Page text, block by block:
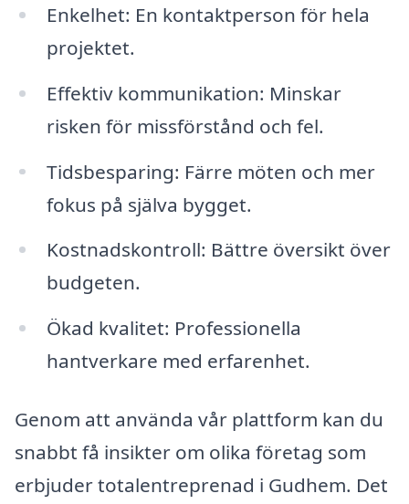
Enkelhet: En kontaktperson för hela
projektet.
Effektiv kommunikation: Minskar
risken för missförstånd och fel.
Tidsbesparing: Färre möten och mer
fokus på själva bygget.
Kostnadskontroll: Bättre översikt över
budgeten.
Ökad kvalitet: Professionella
hantverkare med erfarenhet.
Genom att använda vår plattform kan du
snabbt få insikter om olika företag som
erbjuder totalentreprenad i Gudhem. Det